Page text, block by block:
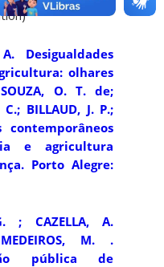
Desigualdades
olhares
O. T. de;
BILLAUD, J. P.;
contemporâneos
e agricultura
. Porto Alegre:
; CAZELLA, A.
M. .
pública de